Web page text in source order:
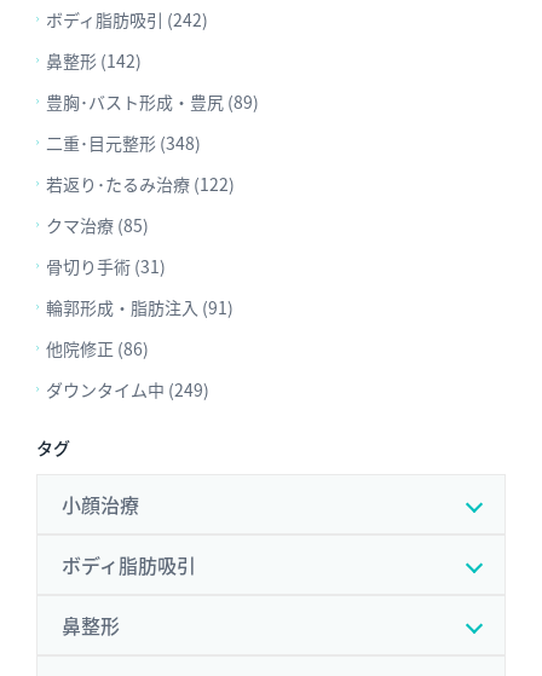
ボディ脂肪吸引 (242)
鼻整形 (142)
豊胸･バスト形成・豊尻 (89)
二重･目元整形 (348)
若返り･たるみ治療 (122)
クマ治療 (85)
骨切り手術 (31)
輪郭形成・脂肪注入 (91)
他院修正 (86)
ダウンタイム中 (249)
タグ
小顔治療
ボディ脂肪吸引
鼻整形